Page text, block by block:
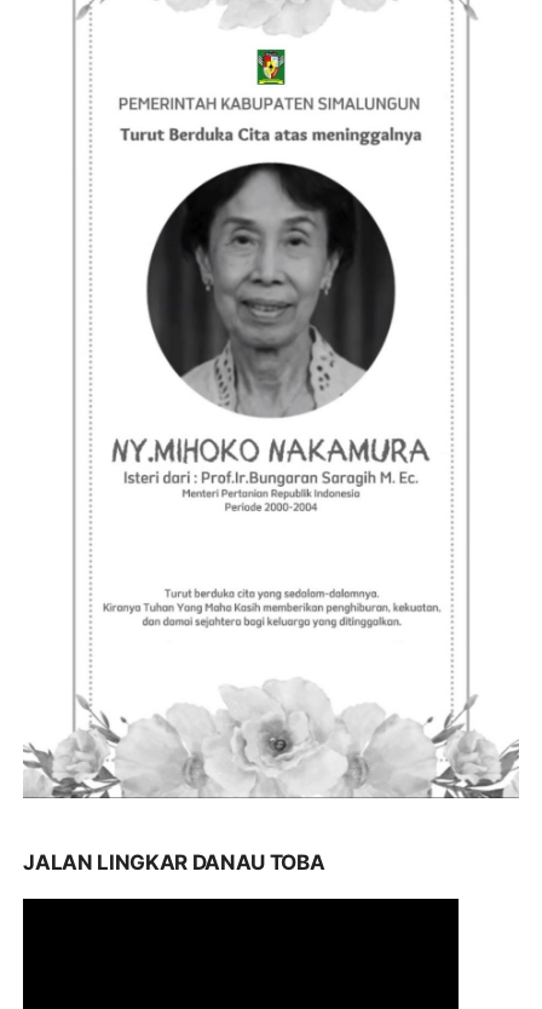
JALAN LINGKAR DANAU TOBA